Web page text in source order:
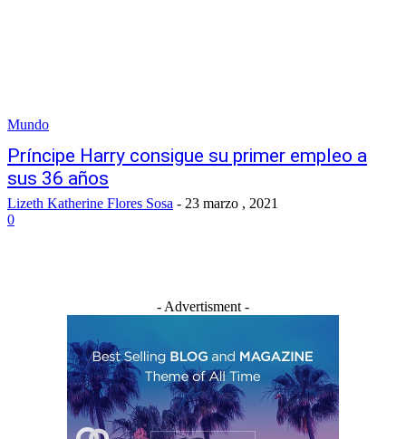
Mundo
Príncipe Harry consigue su primer empleo a
sus 36 años
Lizeth Katherine Flores Sosa - 23 marzo , 2021
0
- Advertisment -